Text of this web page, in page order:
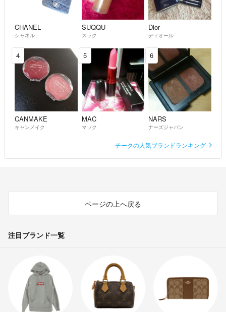
CHANEL
シャネル
SUQQU
スック
Dior
ディオール
4
CANMAKE
キャンメイク
5
MAC
マック
6
NARS
ナーズジャパン
チークの人気ブランドランキング
ページの上へ戻る
注目ブランド一覧